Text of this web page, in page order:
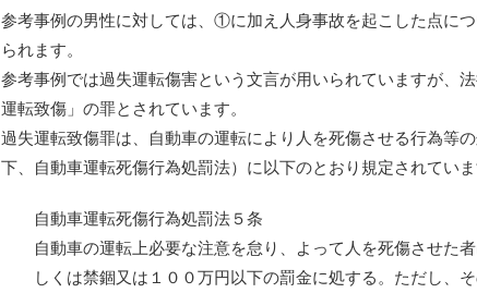
参考事例の男性に対しては、①に加え人身事故を起こした点に
られます。
参考事例では過失運転傷害という文言が用いられていますが、
運転致傷」の罪とされています。
過失運転致傷罪は、自動車の運転により人を死傷させる行為等
下、自動車運転死傷行為処罰法）に以下のとおり規定されていま
自動車運転死傷行為処罰法５条
自動車の運転上必要な注意を怠り、よって人を死傷させた
しくは禁錮又は１００万円以下の罰金に処する。ただし、そ